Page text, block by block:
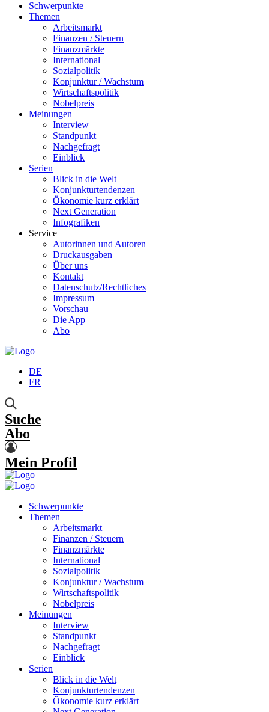
Schwerpunkte
Themen
Arbeitsmarkt
Finanzen / Steuern
Finanzmärkte
International
Sozialpolitik
Konjunktur / Wachstum
Wirtschaftspolitik
Nobelpreis
Meinungen
Interview
Standpunkt
Nachgefragt
Einblick
Serien
Blick in die Welt
Konjunkturtendenzen
Ökonomie kurz erklärt
Next Generation
Infografiken
Service
Autorinnen und Autoren
Druckausgaben
Über uns
Kontakt
Datenschutz/Rechtliches
Impressum
Vorschau
Die App
Abo
DE
FR
Suche
Abo
Mein Profil
Schwerpunkte
Themen
Arbeitsmarkt
Finanzen / Steuern
Finanzmärkte
International
Sozialpolitik
Konjunktur / Wachstum
Wirtschaftspolitik
Nobelpreis
Meinungen
Interview
Standpunkt
Nachgefragt
Einblick
Serien
Blick in die Welt
Konjunkturtendenzen
Ökonomie kurz erklärt